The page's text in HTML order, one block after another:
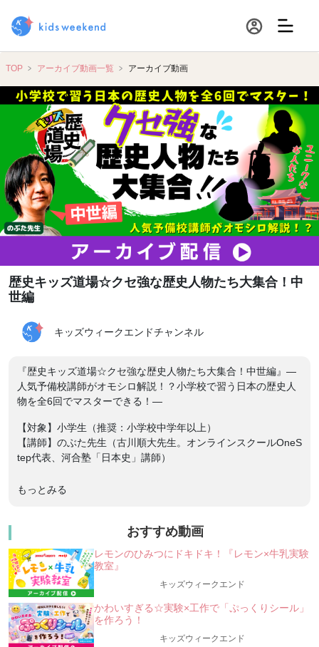
TOP アーカイブ動画一覧 アーカイブ動画
歴史キッズ道場☆クセ強な歴史人物たち大集合！中
世編
キッズウィークエンドチャンネル
『歴史キッズ道場☆クセ強な歴史人物たち大集合！中世編』―
人気予備校講師がオモシロ解説！？小学校で習う日本の歴史人
物を全6回でマスターできる！―
【対象】小学生（推奨：小学校中学年以上）
【講師】のぶた先生（古川順大先生。オンラインスクールOneS
tep代表、河合塾「日本史」講師）
╭━━━━━━━━━━━━━━━━━━━━━━━━━━━━━━╮
「日本史」の人気予備校講師がオモシロ解説！？
途中回から参加もOK！過去のアーカイブ配信も！
╰━━━━━━━━━━━━━━━━━━━━━━━━━━━━━━╯
「歴史キッズ道場☆クセ強な歴史人物たち大集合」は、日本の
歴史を、小学校で習う「日本の歴史人物」を通して学べる講
座。「古代」「中世」「戦国時代」「江戸時代」「幕末」「近
現代」の6つの時代に分けて、全6回のシリーズで開催予定で
す。
もっとみる
おすすめ動画
レモンのひみつにドキドキ！『レモン×牛乳実験
教室』
キッズウィークエンド
かわいすぎる☆実験×工作で「ぷっくりシール」
を作ろう！
キッズウィークエンド